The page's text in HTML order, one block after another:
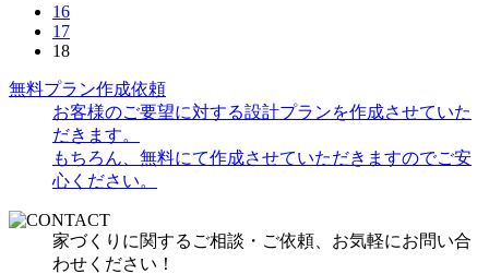
16
17
18
無料プラン作成依頼
お客様のご要望に対する設計プランを作成させていた
だきます。
もちろん、無料にて作成させていただきますのでご安
心ください。
家づくりに関するご相談・ご依頼、お気軽にお問い合
わせください！